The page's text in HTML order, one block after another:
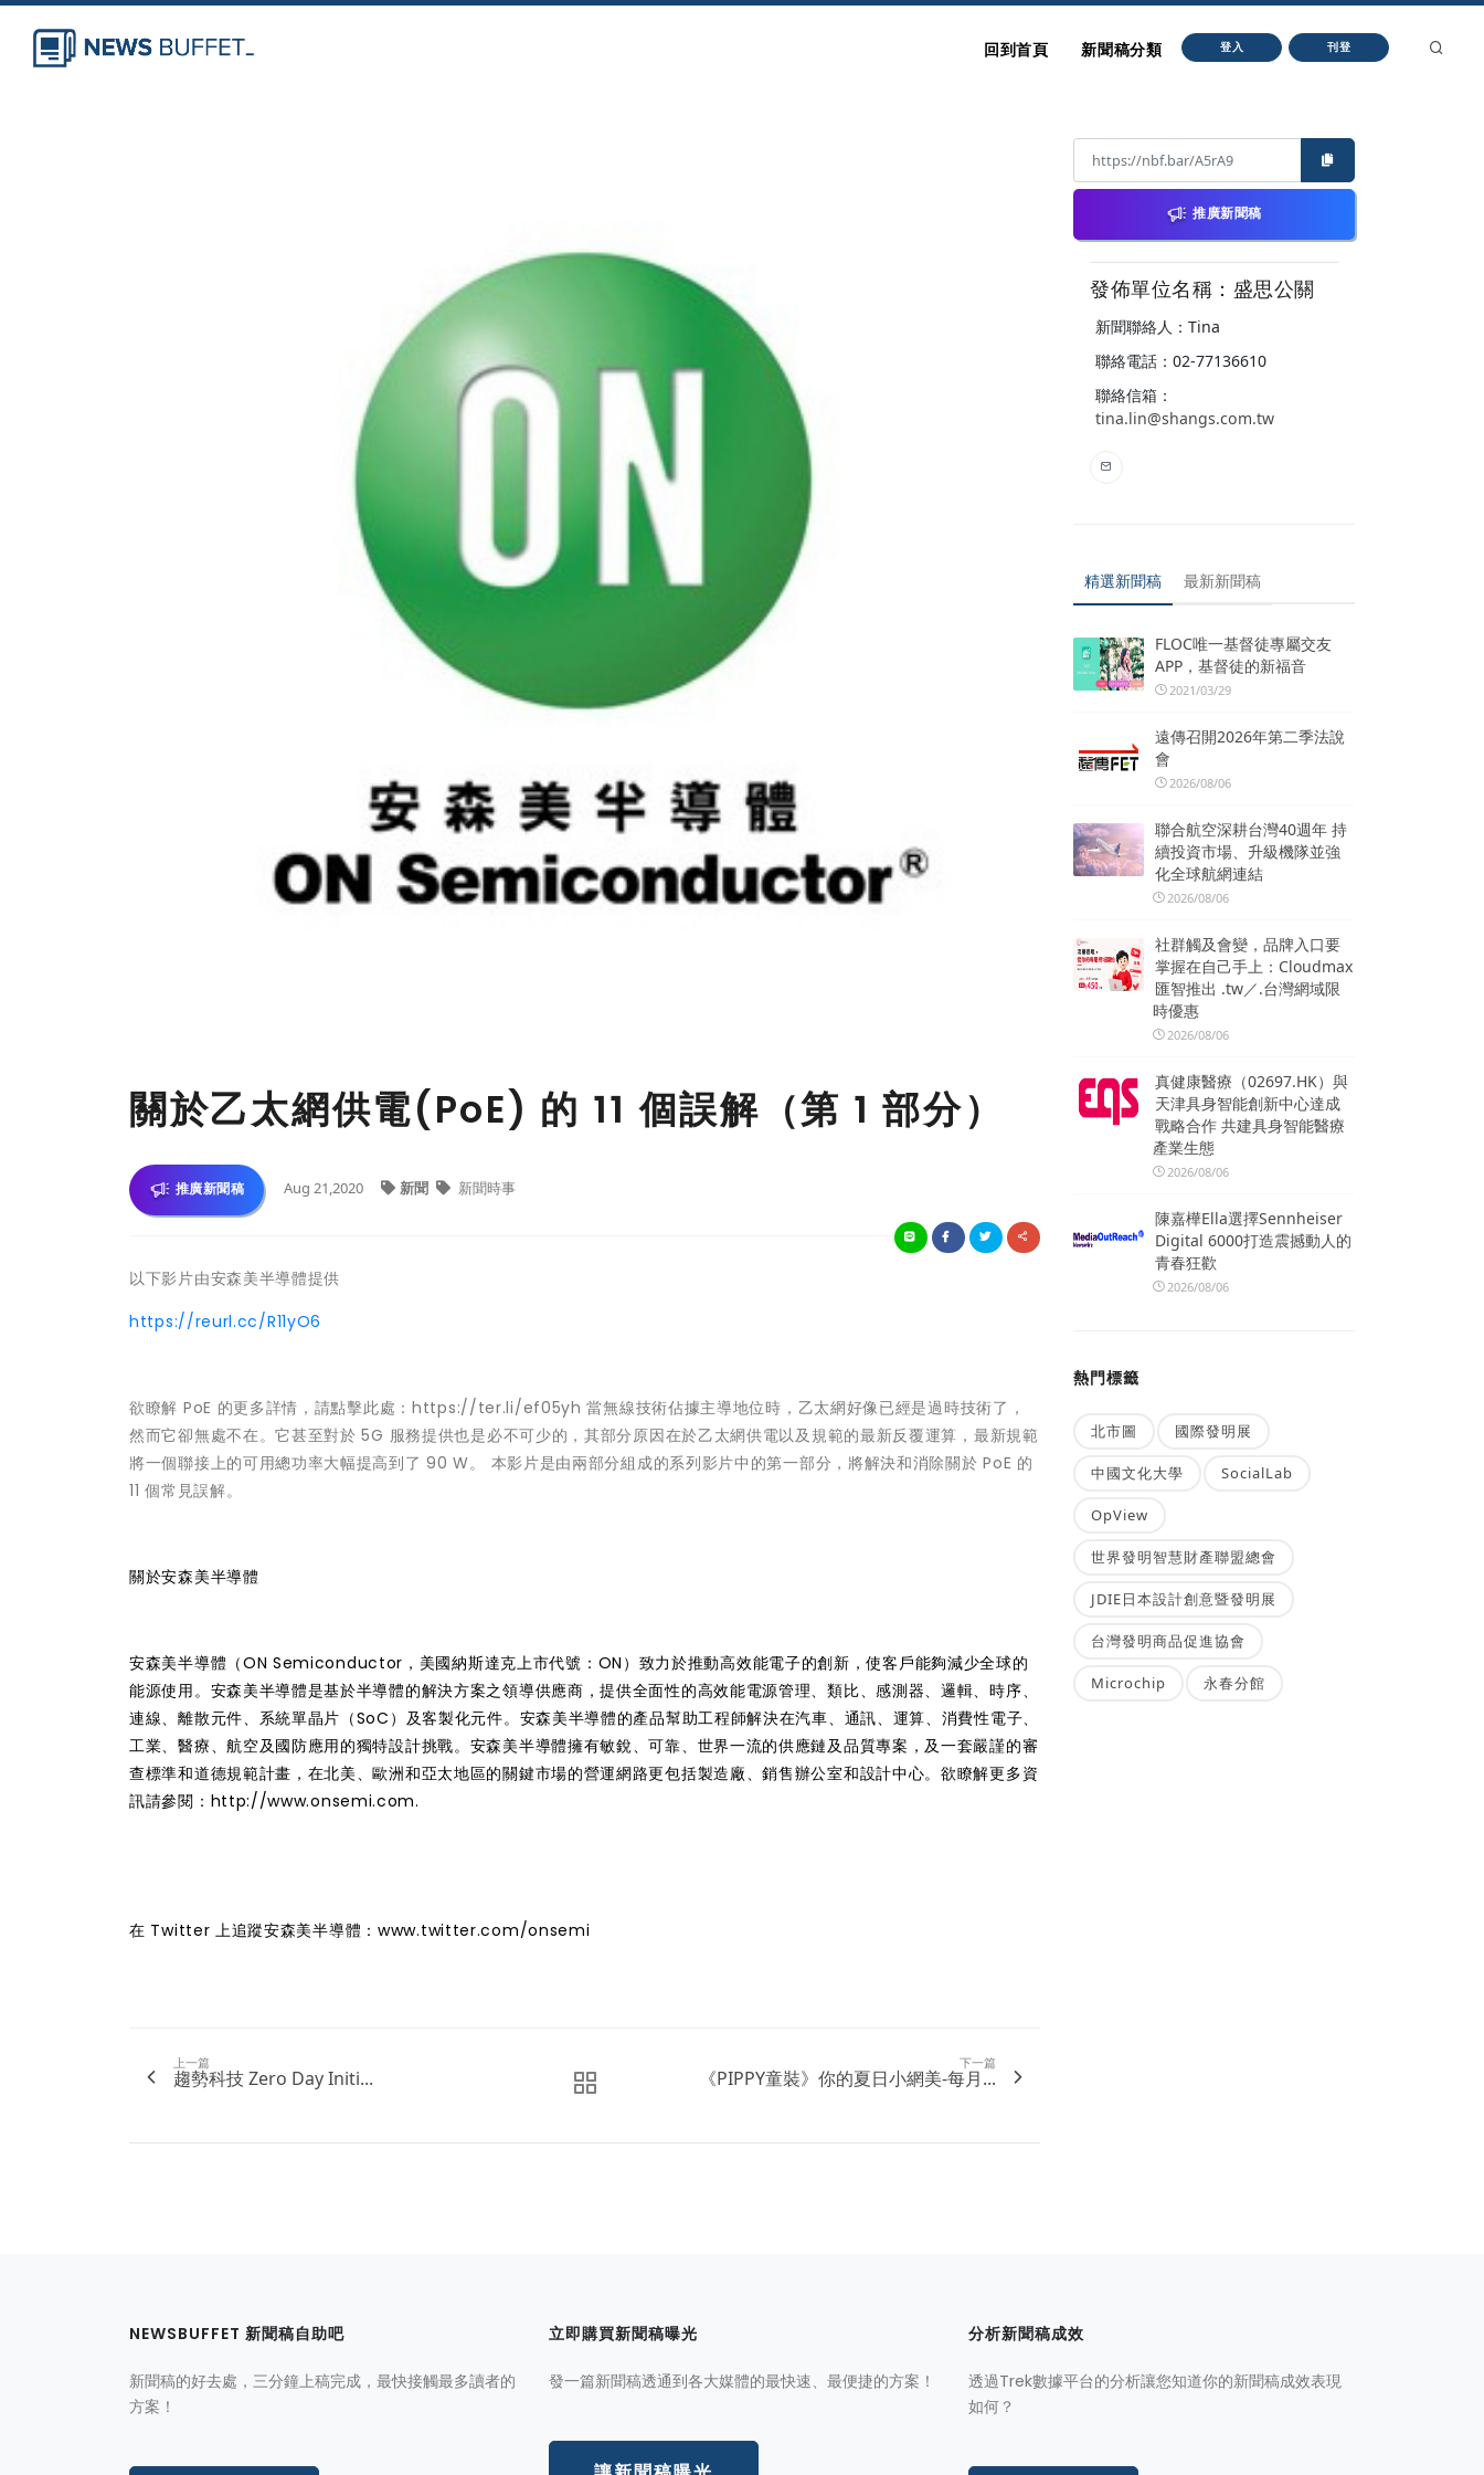
回到首頁 新聞稿分類 登入 刊登
關於乙太網供電(PoE) 的 11 個誤解（第 1 部分）
推廣新聞稿 Aug 21,2020 新聞 新聞時事
以下影片由安森美半導體提供
https://reurl.cc/R11yO6
欲瞭解 PoE 的更多詳情，請點擊此處：https://ter.li/ef05yh 當無線技術佔據主導地位時，乙太網好像已經是過時技術了，
然而它卻無處不在。它甚至對於 5G 服務提供也是必不可少的，其部分原因在於乙太網供電以及規範的最新反覆運算，最新規範
將一個聯接上的可用總功率大幅提高到了 90 W。 本影片是由兩部分組成的系列影片中的第一部分，將解決和消除關於 PoE 的
11 個常見誤解。
關於安森美半導體
安森美半導體（ON Semiconductor，美國納斯達克上市代號：ON）致力於推動高效能電子的創新，使客戶能夠減少全球的
能源使用。安森美半導體是基於半導體的解決方案之領導供應商，提供全面性的高效能電源管理、類比、感測器、邏輯、時序、
連線、離散元件、系統單晶片（SoC）及客製化元件。安森美半導體的產品幫助工程師解決在汽車、通訊、運算、消費性電子、
工業、醫療、航空及國防應用的獨特設計挑戰。安森美半導體擁有敏銳、可靠、世界一流的供應鏈及品質專案，及一套嚴謹的審
查標準和道德規範計畫，在北美、歐洲和亞太地區的關鍵市場的營運網路更包括製造廠、銷售辦公室和設計中心。欲瞭解更多資
訊請參閱：http://www.onsemi.com.
在 Twitter 上追蹤安森美半導體：www.twitter.com/onsemi
上一篇
趨勢科技 Zero Day Initi...
下一篇
《PIPPY童裝》你的夏日小網美-每月...
推廣新聞稿
發佈單位名稱：盛思公關
新聞聯絡人：Tina
聯絡電話：02-77136610
聯絡信箱：
tina.lin@shangs.com.tw
精選新聞稿 最新新聞稿
FLOC唯一基督徒專屬交友
APP，基督徒的新福音
2021/03/29
遠傳召開2026年第二季法說
會
2026/08/06
聯合航空深耕台灣40週年 持
續投資市場、升級機隊並強
化全球航網連結
2026/08/06
社群觸及會變，品牌入口要
掌握在自己手上：Cloudmax
匯智推出 .tw／.台灣網域限
時優惠
2026/08/06
真健康醫療（02697.HK）與
天津具身智能創新中心達成
戰略合作 共建具身智能醫療
產業生態
2026/08/06
陳嘉樺Ella選擇Sennheiser
Digital 6000打造震撼動人的
青春狂歡
2026/08/06
熱門標籤
北市圖 國際發明展
中國文化大學 SocialLab
OpView
世界發明智慧財產聯盟總會
JDIE日本設計創意暨發明展
台灣發明商品促進協會
Microchip 永春分館
NEWSBUFFET 新聞稿自助吧
新聞稿的好去處，三分鐘上稿完成，最快接觸最多讀者的
方案！
立即購買新聞稿曝光
發一篇新聞稿透通到各大媒體的最快速、最便捷的方案！
分析新聞稿成效
透過Trek數據平台的分析讓您知道你的新聞稿成效表現
如何？